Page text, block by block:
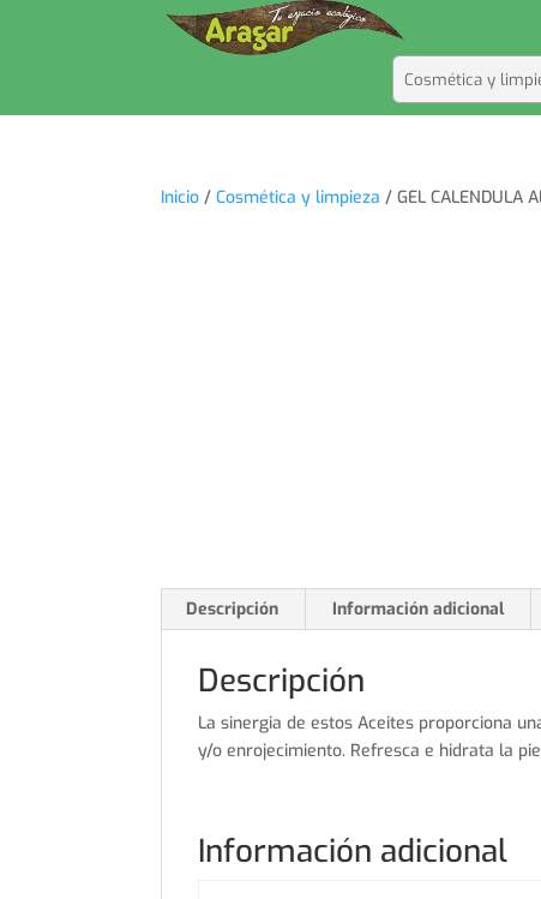
Inicio /Cosmética y limpieza / GEL CALENDULA
Descripción Información adicional
Descripción
La sinergia de estos Aceites proporciona
y/o enrojecimiento. Refresca e hidrata la
Información adicional